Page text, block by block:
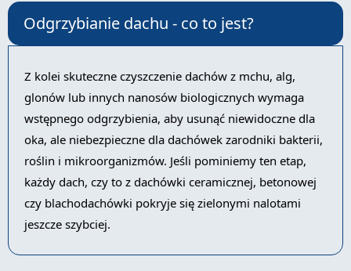
Odgrzybianie dachu - co to jest?
Z kolei skuteczne czyszczenie dachów z mchu, alg,
glonów lub innych nanosów biologicznych wymaga
wstępnego odgrzybienia, aby usunąć niewidoczne dla
oka, ale niebezpieczne dla dachówek zarodniki bakterii,
roślin i mikroorganizmów. Jeśli pominiemy ten etap,
każdy dach, czy to z dachówki ceramicznej, betonowej
czy blachodachówki pokryje się zielonymi nalotami
jeszcze szybciej.